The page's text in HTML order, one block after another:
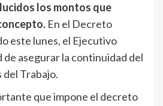
los montos que
En el Decreto
este lunes, el Ejecutivo
de asegurar la continuidad del
del Trabajo.
que impone el decreto